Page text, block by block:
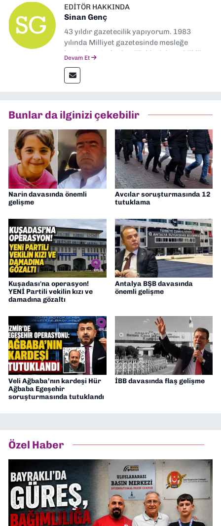
EDITÖR HAKKINDA
Sinan Genç
43 yıldır gazetecilik yapıyorum. 1983
yılında Milliyet gazetesinde mesleğe
başladım. Ardından Türkiye’nin en köklü
muhabir, editör, müdür yardımcısı ve spor
müdürü olarak görev yaptım. Ayrıca Yeni
Gazetesi'nde editörlük yapıyorum
Devam Et
Bunlar da ilginizi çekebilir
Narin davasında önemli
gelişme
Avcılar soruşturmasında 12
tutuklama
Kuşadası'na operasyon!
YENİ Partili vekilin kızı ve
damadına gözaltı
Antalya BŞB davasında
önemli gelişme
Veli Ağbaba’nın kardeşi Hür
Ağbaba Egeşehir
soruşturmasında tutuklandı
İBB davasında flaş gelişme
Özel Haber